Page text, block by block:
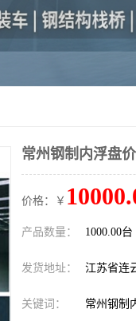
常州钢制内浮盘
价格：￥
产品数量： 1000.00台
发货地址： 江苏省连
关键词： 常州钢制